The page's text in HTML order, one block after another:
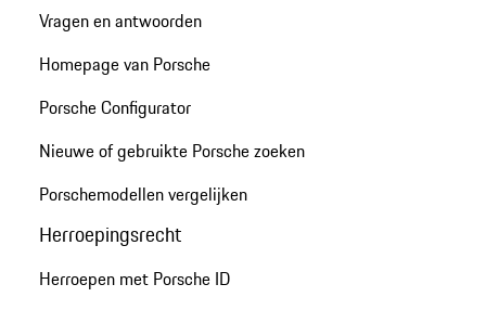
Vragen en antwoorden
Homepage van Porsche
Porsche Configurator
Nieuwe of gebruikte Porsche zoeken
Porschemodellen vergelijken
Herroepingsrecht
Herroepen met Porsche ID